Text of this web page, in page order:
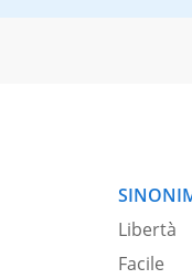
Libertà
Facile